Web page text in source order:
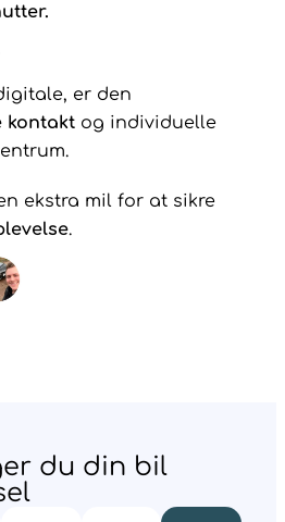
er den
kontaktog individuelle
ekstra mil for at sikre
.
du din bil